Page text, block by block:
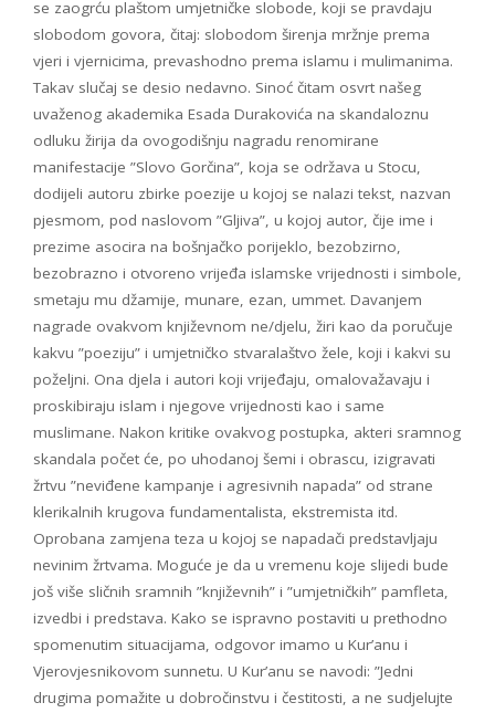
se zaogrću plaštom umjetničke slobode, koji se pravdaju
slobodom govora, čitaj: slobodom širenja mržnje prema
vjeri i vjernicima, prevashodno prema islamu i mulimanima.
Takav slučaj se desio nedavno. Sinoć čitam osvrt našeg
uvaženog akademika Esada Durakovića na skandaloznu
odluku žirija da ovogodišnju nagradu renomirane
manifestacije ”Slovo Gorčina”, koja se održava u Stocu,
dodijeli autoru zbirke poezije u kojoj se nalazi tekst, nazvan
pjesmom, pod naslovom ”Gljiva”, u kojoj autor, čije ime i
prezime asocira na bošnjačko porijeklo, bezobzirno,
bezobrazno i otvoreno vrijeđa islamske vrijednosti i simbole,
smetaju mu džamije, munare, ezan, ummet. Davanjem
nagrade ovakvom književnom ne/djelu, žiri kao da poručuje
kakvu ”poeziju” i umjetničko stvaralaštvo žele, koji i kakvi su
poželjni. Ona djela i autori koji vrijeđaju, omalovažavaju i
proskibiraju islam i njegove vrijednosti kao i same
muslimane. Nakon kritike ovakvog postupka, akteri sramnog
skandala počet će, po uhodanoj šemi i obrascu, izigravati
žrtvu ”neviđene kampanje i agresivnih napada” od strane
klerikalnih krugova fundamentalista, ekstremista itd.
Oprobana zamjena teza u kojoj se napadači predstavljaju
nevinim žrtvama. Moguće je da u vremenu koje slijedi bude
još više sličnih sramnih ”književnih” i ”umjetničkih” pamfleta,
izvedbi i predstava. Kako se ispravno postaviti u prethodno
spomenutim situacijama, odgovor imamo u Kur’anu i
Vjerovjesnikovom sunnetu. U Kur’anu se navodi: ”Jedni
drugima pomažite u dobročinstvu i čestitosti, a ne sudjelujte